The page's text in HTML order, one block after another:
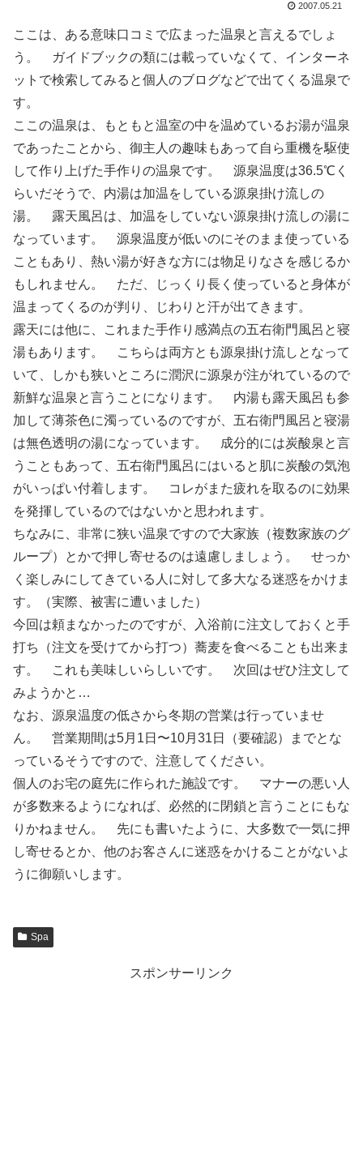
2007.05.21
ここは、ある意味口コミで広まった温泉と言えるでしょ
う。 ガイドブックの類には載っていなくて、インターネ
ットで検索してみると個人のブログなどで出てくる温泉で
す。
ここの温泉は、もともと温室の中を温めているお湯が温泉
であったことから、御主人の趣味もあって自ら重機を駆使
して作り上げた手作りの温泉です。 源泉温度は36.5℃く
らいだそうで、内湯は加温をしている源泉掛け流しの
湯。 露天風呂は、加温をしていない源泉掛け流しの湯に
なっています。 源泉温度が低いのにそのまま使っている
こともあり、熱い湯が好きな方には物足りなさを感じるか
もしれません。 ただ、じっくり長く使っていると身体が
温まってくるのが判り、じわりと汗が出てきます。
露天には他に、これまた手作り感満点の五右衛門風呂と寝
湯もあります。 こちらは両方とも源泉掛け流しとなって
いて、しかも狭いところに潤沢に源泉が注がれているので
新鮮な温泉と言うことになります。 内湯も露天風呂も参
加して薄茶色に濁っているのですが、五右衛門風呂と寝湯
は無色透明の湯になっています。 成分的には炭酸泉と言
うこともあって、五右衛門風呂にはいると肌に炭酸の気泡
がいっぱい付着します。 コレがまた疲れを取るのに効果
を発揮しているのではないかと思われます。
ちなみに、非常に狭い温泉ですので大家族（複数家族のグ
ループ）とかで押し寄せるのは遠慮しましょう。 せっか
く楽しみにしてきている人に対して多大なる迷惑をかけま
す。（実際、被害に遭いました）
今回は頼まなかったのですが、入浴前に注文しておくと手
打ち（注文を受けてから打つ）蕎麦を食べることも出来ま
す。 これも美味しいらしいです。 次回はぜひ注文して
みようかと…
なお、源泉温度の低さから冬期の営業は行っていませ
ん。 営業期間は5月1日〜10月31日（要確認）までとな
っているそうですので、注意してください。
個人のお宅の庭先に作られた施設です。 マナーの悪い人
が多数来るようになれば、必然的に閉鎖と言うことにもな
りかねません。 先にも書いたように、大多数で一気に押
し寄せるとか、他のお客さんに迷惑をかけることがないよ
うに御願いします。
Spa
スポンサーリンク